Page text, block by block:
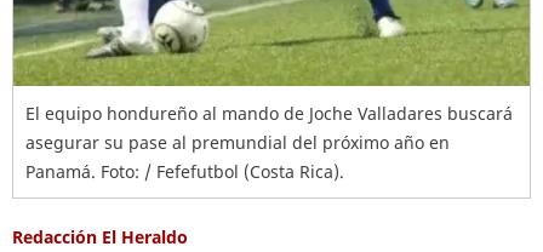
El equipo hondureño al mando de Joche Valladares buscará
asegurar su pase al premundial del próximo año en
Panamá. Foto: / Fefefutbol (Costa Rica).
Redacción El Heraldo